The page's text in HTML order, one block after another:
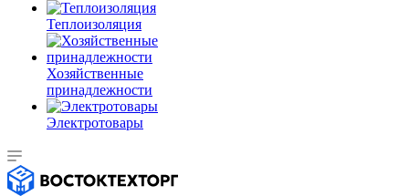
Теплоизоляция
Хозяйственные
принадлежности
Электротовары